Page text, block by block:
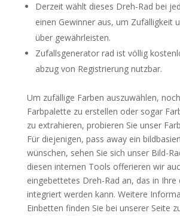
Derzeit wählt dieses Dreh-Rad bei
einen Gewinner aus, um Zufälligkeit
über gewährleisten.
Zufallsgenerator rad ist völlig
abzug von Registrierung nutzbar.
Um zufällige Farben auszuwählen,
Farbpalette zu erstellen oder sogar
zu extrahieren, probieren Sie unser
Für diejenigen, pass away ein
wünschen, sehen Sie sich unser Bild-
diesen internen Tools offerieren wir
eingebettetes Dreh-Rad an, das in Ihre
integriert werden kann. Weitere
Einbetten finden Sie bei unserer Seite